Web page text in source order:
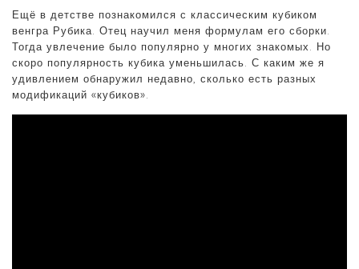
Ещё в детстве познакомился с классическим кубиком
венгра Рубика. Отец научил меня формулам его сборки.
Тогда увлечение было популярно у многих знакомых. Но
скоро популярность кубика уменьшилась. С каким же я
удивлением обнаружил недавно, сколько есть разных
модификаций «кубиков».